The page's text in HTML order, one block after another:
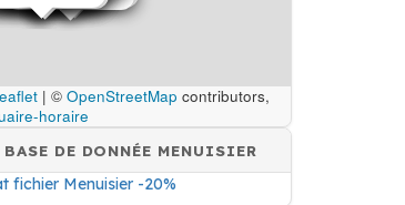
| © OpenStreetMap contributors,
horaire
BASE DE DONNÉE MENUISIER
fichier Menuisier -20%